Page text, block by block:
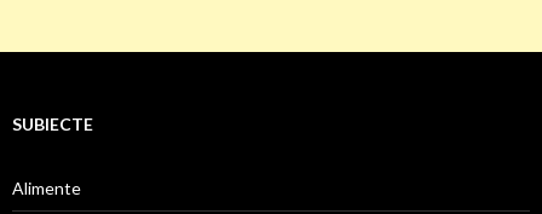
SUBIECTE
Alimente